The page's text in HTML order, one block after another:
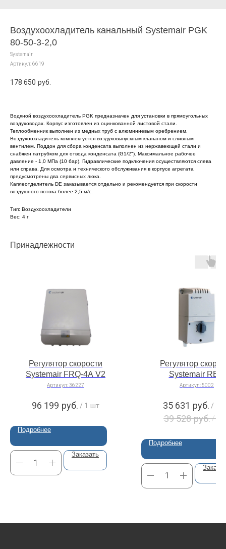
Воздухоохладитель канальный Systemair PGK
80-50-3-2,0
Systemair
Артикул:6619
178 650 руб.
Водяной воздухоохладитель PGK предназначен для установки в прямоугольных
воздуховодах. Корпус изготовлен из оцинкованной листовой стали.
Теплообменник выполнен из медных труб с алюминиевым оребрением.
Воздухоохладитель комплектуется воздуховыпускным клапаном и сливным
вентилем. Поддон для сбора конденсата выполнен из нержавеющей стали и
снабжен патрубком для отвода конденсата (G1/2"). Максимальное рабочее
давление - 1,0 МПа (10 бар). Гидравлические подключения осуществляются слева
или справа. Для осмотра и технического обслуживания в корпусе агрегата
предусмотрены два сервисных люка.
Каплеотделитель DE заказывается отдельно и рекомендуется при скорости
воздушного потока более 2,5 м/с.
Тип: Воздухоохладители
Вес: 4 г
Принадлежности
Регулятор скорости
Systemair FRQ-4A V2
Артикул:36227
96 199 руб. / 1 шт
Подробнее
Заказать
Регулятор
Systemair RE 5
Артикул:5002
35 631 руб. /
39 528 руб./
Подробнее